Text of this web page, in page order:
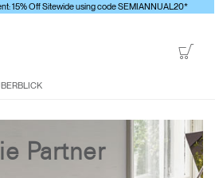
15% Off Sitewide using code SEMIANNUAL20*
Partner